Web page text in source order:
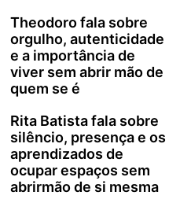
Theodoro fala sobre
orgulho, autenticidade
e a importância de
viver sem abrir mão de
quem se é
Rita Batista fala sobre
silêncio, presença e os
aprendizados de
ocupar espaços sem
abrirmão de si mesma